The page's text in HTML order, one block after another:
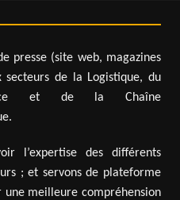
presse (site web, magazines
de la Logistique, du
et de la Chaîne
l’expertise des différents
; et servons de plateforme
une meilleure compréhension